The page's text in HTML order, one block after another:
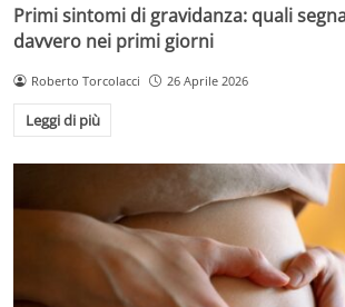
Primi sintomi di gravidanza: quali
davvero nei primi giorni
Roberto Torcolacci 26 Aprile 2026
Leggi di più